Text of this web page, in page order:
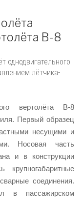
В-8
однодвигательного
лётчика-
вертолёта В-8
Первый образец
несущими и
Носовая часть
и в конструкции
крупногабаритные
соединения.
в пассажирском